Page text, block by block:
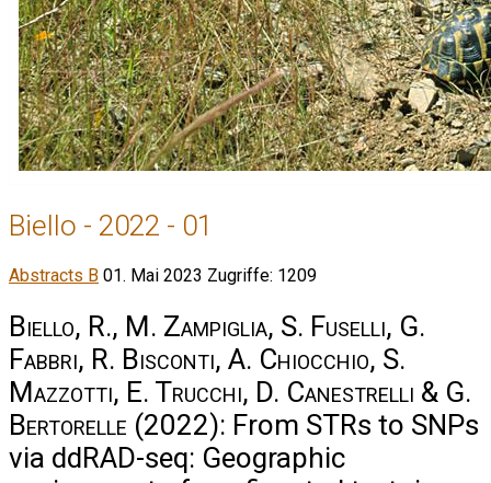
Biello - 2022 - 01
Abstracts B 01. Mai 2023 Zugriffe: 1209
Biello, R., M. Zampiglia, S. Fuselli, G.
Fabbri, R. Bisconti, A. Chiocchio, S.
Mazzotti, E. Trucchi, D. Canestrelli & G.
Bertorelle (2022): From STRs to SNPs
via ddRAD-seq: Geographic